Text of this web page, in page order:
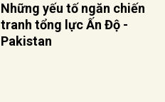
Những yếu tố ngăn chiến
tranh tổng lực Ấn Độ -
Pakistan